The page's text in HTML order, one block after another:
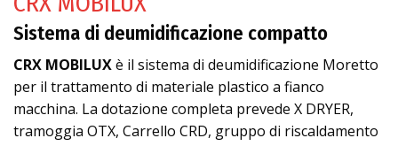
Sistema di deumidificazione compatto
CRX MOBILUXè il sistema di deumidificazione Moretto
per il trattamento di materiale plastico a fianco
macchina. La dotazione completa prevede X DRYER,
tramoggia OTX, Carrello CRD, gruppo di riscaldamento